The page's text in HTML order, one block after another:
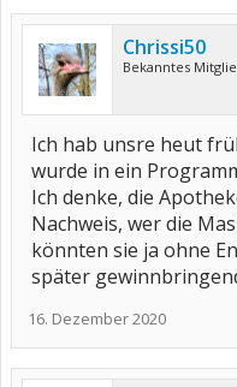
Chrissi50
Bekanntes
Ich hab unsre heut
wurde in ein
Ich denke, die
Nachweis, wer die
könnten sie ja ohne
später
16. Dezember 2020